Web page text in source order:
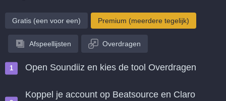
Gratis (een voor een) Premium (meerdere tegelijk)
Afspeellijsten Overdragen
Open Soundiiz en kies de tool Overdragen
Koppel je account op Beatsource en Claro